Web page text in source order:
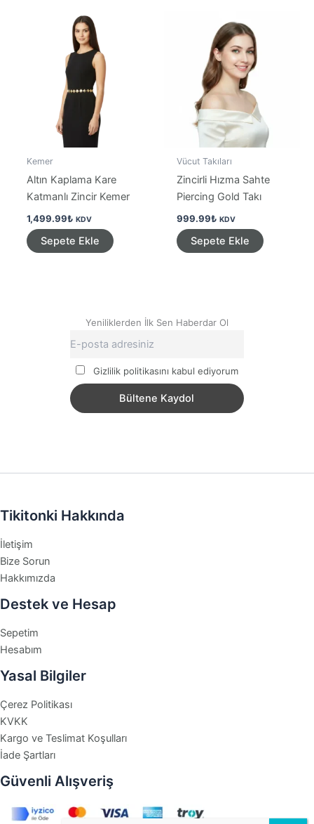
Kemer
Altın Kaplama Kare
Katmanlı Zincir Kemer
1,499.99₺ KDV
Sepete Ekle
Vücut Takıları
Zincirli Hızma Sahte
Piercing Gold Takı
999.99₺ KDV
Sepete Ekle
Yeniliklerden İlk Sen Haberdar Ol
Gizlilik politikasını kabul ediyorum
Tikitonki Hakkında
İletişim
Bize Sorun
Hakkımızda
Destek ve Hesap
Sepetim
Hesabım
Yasal Bilgiler
Çerez Politikası
KVKK
Kargo ve Teslimat Koşulları
İade Şartları
Güvenli Alışveriş